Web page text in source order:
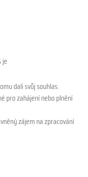
je
dali svůj souhlas.
pro zahájení nebo plnění
zájem na zpracování